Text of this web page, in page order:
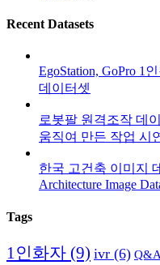
Recent Datasets
EgoStation, GoPro 1
데이터셋
로봇팔 원격조작 데
움직여 만든 작업 시
한국 고건축 이미지
Architecture Image
Tags
1인화자 (9) ivr (6) Q&A